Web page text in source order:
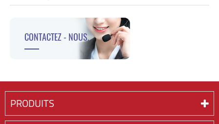
CONTACTEZ - NOUS.
PRODUITS